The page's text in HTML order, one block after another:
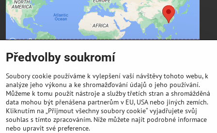
Povolit a zapamatovat - souhlas s druhem cookie:
Funkční
Kontaktní údaje
FIBER3D Co., limited
Phone:
+86 131 4701 8937 (China) - hlavní sídlo
E-mail:
Předvolby soukromí
Soubory cookie používáme k vylepšení vaší návštěvy tohoto webu, k
analýze jeho výkonu a ke shromažďování údajů o jeho používání.
Můžeme k tomu použít nástroje a služby třetích stran a shromážděná
data mohou být přenášena partnerům v EU, USA nebo jiných zemích.
Kliknutím na „Přijmout všechny soubory cookie“ vyjadřujete svůj
souhlas s tímto zpracováním. Níže můžete najít podrobné informace
nebo upravit své preference.